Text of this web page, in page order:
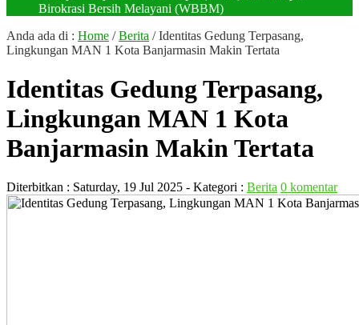
Birokrasi Bersih Melayani (WBBM)
Anda ada di : Home /Berita /Identitas Gedung Terpasang,
Lingkungan MAN 1 Kota Banjarmasin Makin Tertata
Identitas Gedung Terpasang,
Lingkungan MAN 1 Kota
Banjarmasin Makin Tertata
Diterbitkan : Saturday, 19 Jul 2025 - Kategori : Berita 0 komentar